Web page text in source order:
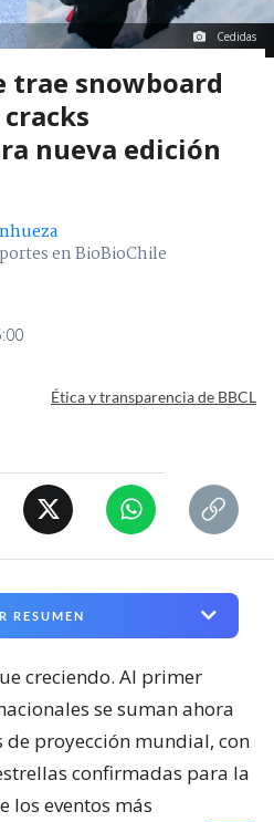
Cedidas
trae snowboard
nueva edición
en BioBioChile
Ética y transparencia de BBCL
RESUMEN
creciendo. Al primer
se suman ahora
proyección mundial, con
confirmadas para la
los eventos más